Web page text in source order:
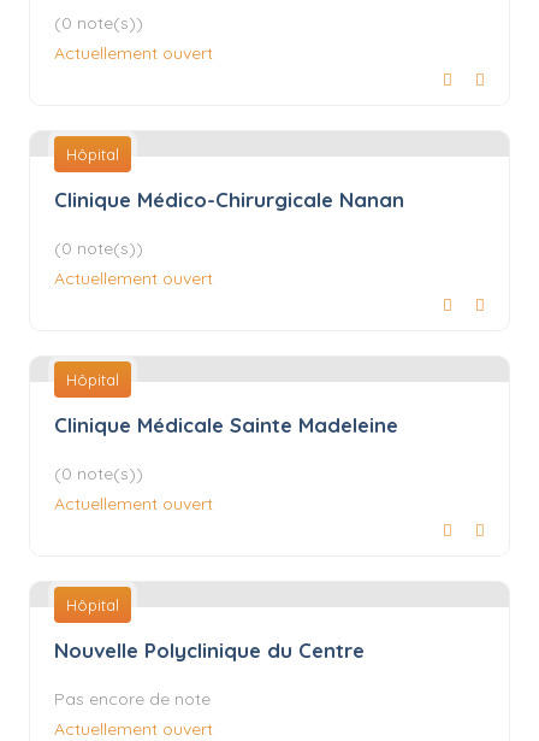
(0 note(s))
Actuellement ouvert
Hôpital
Clinique Médico-Chirurgicale Nanan
(0 note(s))
Actuellement ouvert
Hôpital
Clinique Médicale Sainte Madeleine
(0 note(s))
Actuellement ouvert
Hôpital
Nouvelle Polyclinique du Centre
Pas encore de note
Actuellement ouvert